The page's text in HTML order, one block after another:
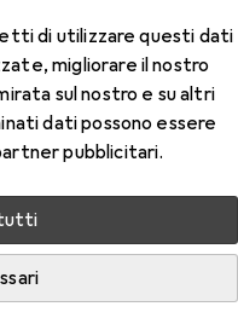
di utilizzare questi dati
migliorare il nostro
sul nostro e su altri
dati possono essere
pubblicitari.
Pure
Sharkoon Pure
PC + periferiche,